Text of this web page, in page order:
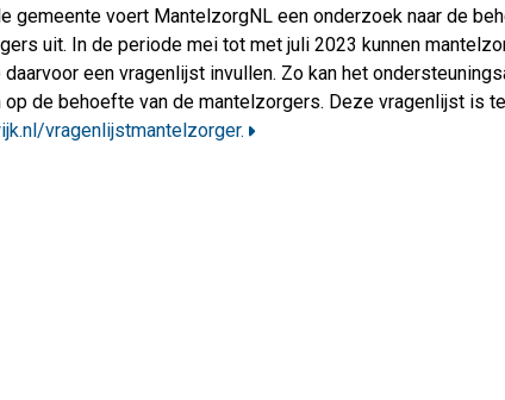
gemeente voert MantelzorgNL een onderzoek naar de
uit. In de periode mei tot met juli 2023 kunnen
een vragenlijst invullen. Zo kan het
op de behoefte van de mantelzorgers. Deze vragenlijst is
vragenlijstmantelzorger.